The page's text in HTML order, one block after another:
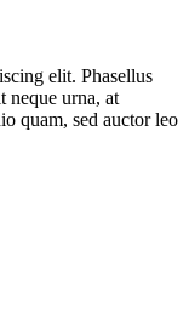
elit. Phasellus
neque urna, at
quam, sed auctor leo